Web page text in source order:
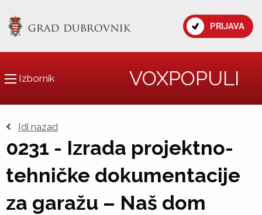
PRIJAVA
Izbornik VOXPOPULI
Idi nazad
0231 - Izrada projektno-
tehničke dokumentacije
za garažu – Naš dom